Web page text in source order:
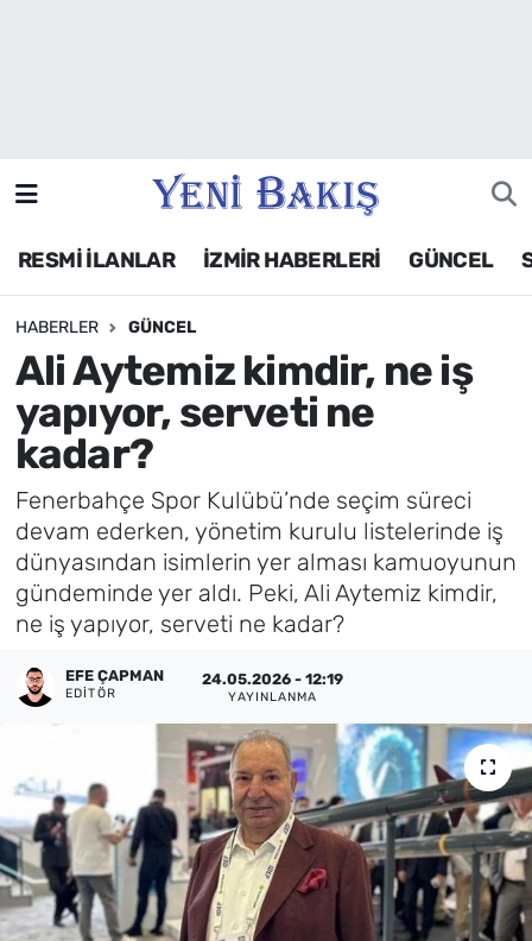
RESMİ İLANLAR İZMİR HABERLERİ GÜNCEL
HABERLER GÜNCEL
Ali Aytemiz kimdir, ne iş
yapıyor, serveti ne
kadar?
Fenerbahçe Spor Kulübü’nde seçim süreci
devam ederken, yönetim kurulu listelerinde iş
dünyasından isimlerin yer alması kamuoyunun
gündeminde yer aldı. Peki, Ali Aytemiz kimdir,
ne iş yapıyor, serveti ne kadar?
EFE ÇAPMAN
EDITÖR
24.05.2026 - 12:19
YAYINLANMA
Siyaset
Asayiş / Polis-Adliye
Spor
Magazin
Foto Galeri
Künye
İletişim